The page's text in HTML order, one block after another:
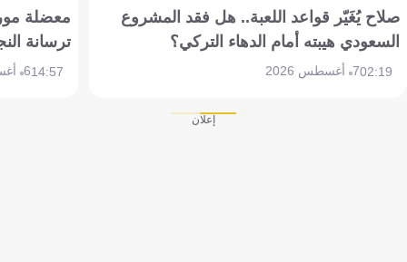
صلاح يُغَيّر قواعد اللعبة.. هل فقد المشروع
السعودي هيبته أمام الدهاء التركي؟
02:197 أغسطس 2026
معضلة
ترسانة
14:576 أغسطس 2026
إعلان